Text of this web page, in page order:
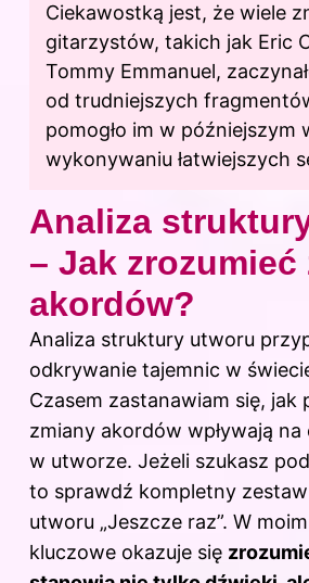
Ciekawostką jest, że wiele
gitarzystów, takich jak Eric
Tommy Emmanuel,
od trudniejszych
pomogło im w późniejszym
wykonywaniu łatwiejszych
Analiza
– Jak zrozumieć
akordów?
Analiza struktury utworu
odkrywanie tajemnic w
Czasem zastanawiam się, jak
zmiany akordów wpływają
w utworze. Jeżeli szukasz
to sprawdź kompletny
utworu „Jeszcze raz”. W
kluczowe okazuje się